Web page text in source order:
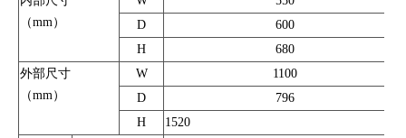
（mm）
D
600
H
680
外部尺寸
（mm）
W
1100
D
796
H
1520